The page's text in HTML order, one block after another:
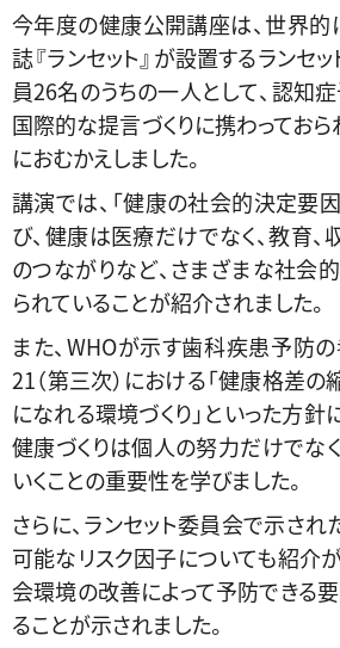
今年度の健康公開講座は、世界
誌『ランセット』が設置するランセ
員26名のうちの一人として、認知
国際的な提言づくりに携わってお
におむかえしました。
講演では、「健康の社会的決定要因
び、健康は医療だけでなく、教育、
のつながりなど、さまざまな社会
られていることが紹介されました。
また、WHOが示す歯科疾患予防
21（第三次）における「健康格差の
になれる環境づくり」といった方針
健康づくりは個人の努力だけでな
いくことの重要性を学びました。
さらに、ランセット委員会で示さ
可能なリスク因子についても紹介
会環境の改善によって予防できる
ることが示されました。